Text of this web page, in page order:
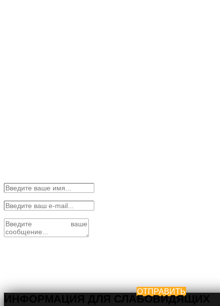
ОТПРАВИТЬ
ИНФОРМАЦИЯ ДЛЯ СЛАБОВИДЯЩИХ